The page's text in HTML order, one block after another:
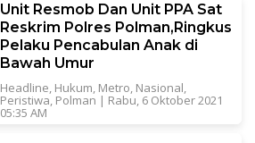
Unit Resmob Dan Unit PPA Sat
Reskrim Polres Polman,Ringkus
Pelaku Pencabulan Anak di
Bawah Umur
Headline, Hukum, Metro, Nasional,
Peristiwa, Polman | Rabu, 6 Oktober 2021
05:35 AM